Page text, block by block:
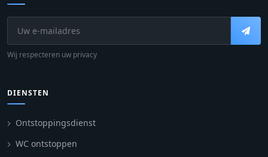
Wij respecteren uw privacy
DIENSTEN
Ontstoppingsdienst
WC ontstoppen